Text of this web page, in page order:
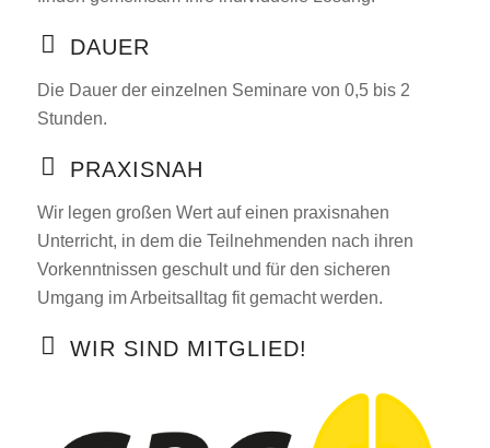
DAUER
Die Dauer der einzelnen Seminare von 0,5 bis 2
Stunden.
PRAXISNAH
Wir legen großen Wert auf einen praxisnahen
Unterricht, in dem die Teilnehmenden nach ihren
Vorkenntnissen geschult und für den sicheren
Umgang im Arbeitsalltag fit gemacht werden.
WIR SIND MITGLIED!